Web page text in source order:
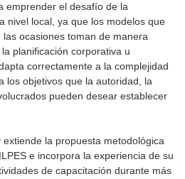
emprender el desafío de la
nivel local, ya que los modelos que
ocasiones toman de manera
planificación corporativa u
correctamente a la complejidad
los objetivos que la autoridad, la
pueden desear establecer
la propuesta metodológica
e incorpora la experiencia de su
de capacitación durante más